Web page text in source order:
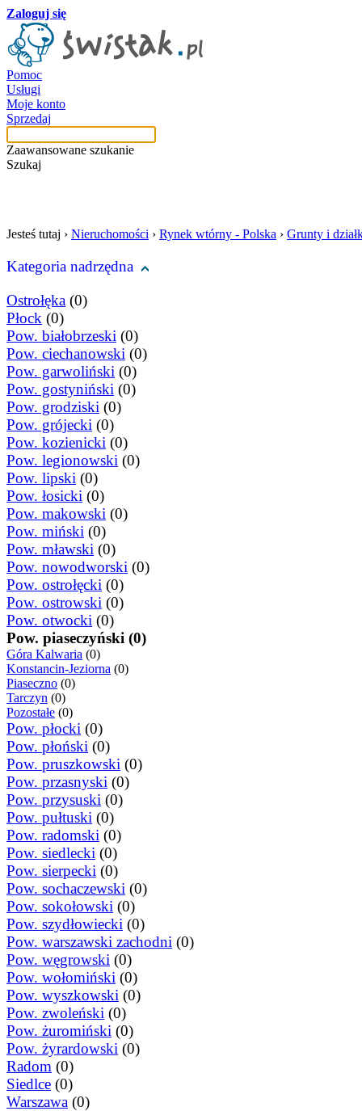
Zaloguj się
Pomoc
Usługi
Moje konto
Sprzedaj
Zaawansowane szukanie
Szukaj
Jesteś tutaj › Nieruchomości › Rynek wtórny - Polska › Grunty i
Kategoria nadrzędna
Ostrołęka (0)
Płock (0)
Pow. białobrzeski (0)
Pow. ciechanowski (0)
Pow. garwoliński (0)
Pow. gostyniński (0)
Pow. grodziski (0)
Pow. grójecki (0)
Pow. kozienicki (0)
Pow. legionowski (0)
Pow. lipski (0)
Pow. łosicki (0)
Pow. makowski (0)
Pow. miński (0)
Pow. mławski (0)
Pow. nowodworski (0)
Pow. ostrołęcki (0)
Pow. ostrowski (0)
Pow. otwocki (0)
Pow. piaseczyński (0)
Góra Kalwaria (0)
Konstancin-Jeziorna (0)
Piaseczno (0)
Tarczyn (0)
Pozostałe (0)
Pow. płocki (0)
Pow. płoński (0)
Pow. pruszkowski (0)
Pow. przasnyski (0)
Pow. przysuski (0)
Pow. pułtuski (0)
Pow. radomski (0)
Pow. siedlecki (0)
Pow. sierpecki (0)
Pow. sochaczewski (0)
Pow. sokołowski (0)
Pow. szydłowiecki (0)
Pow. warszawski zachodni (0)
Pow. węgrowski (0)
Pow. wołomiński (0)
Pow. wyszkowski (0)
Pow. zwoleński (0)
Pow. żuromiński (0)
Pow. żyrardowski (0)
Radom (0)
Siedlce (0)
Warszawa (0)